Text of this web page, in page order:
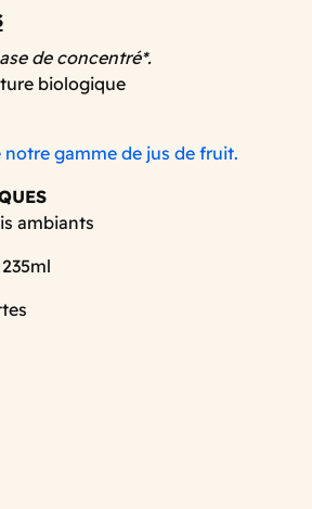
de concentré*.
biologique
gamme de jus de fruit.
ambiants